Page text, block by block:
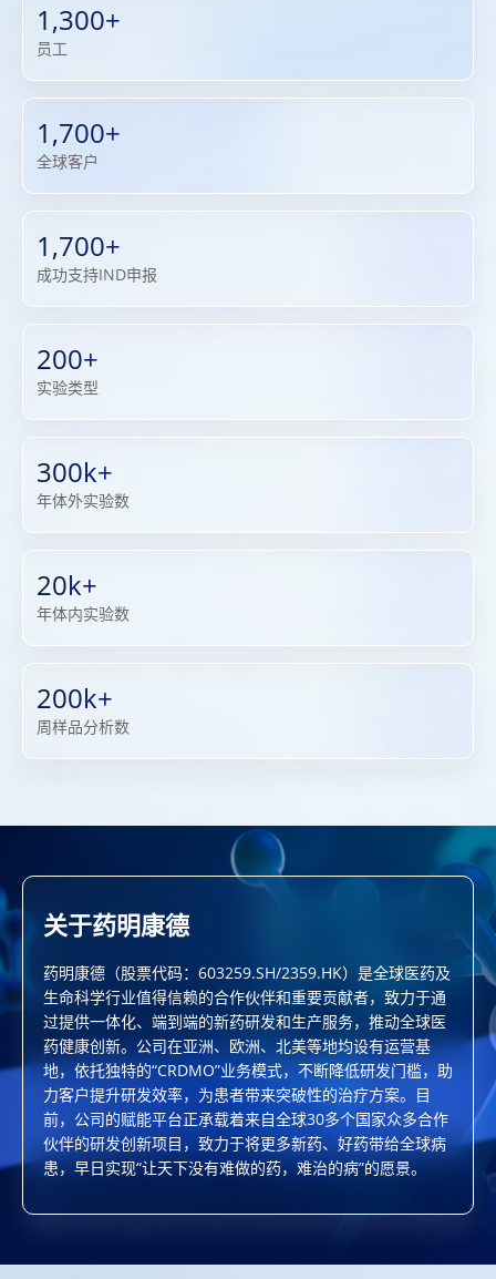
1,300+
员工
1,700+
全球客户
1,700+
成功支持IND申报
200+
实验类型
300k+
年体外实验数
20k+
年体内实验数
200k+
周样品分析数
关于药明康德
药明康德（股票代码：603259.SH/2359.HK）是全球医药及
生命科学行业值得信赖的合作伙伴和重要贡献者，致力于通
过提供一体化、端到端的新药研发和生产服务，推动全球医
药健康创新。公司在亚洲、欧洲、北美等地均设有运营基
地，依托独特的“CRDMO”业务模式，不断降低研发门槛，助
力客户提升研发效率，为患者带来突破性的治疗方案。目
前，公司的赋能平台正承载着来自全球30多个国家众多合作
伙伴的研发创新项目，致力于将更多新药、好药带给全球病
患，早日实现“让天下没有难做的药，难治的病”的愿景。